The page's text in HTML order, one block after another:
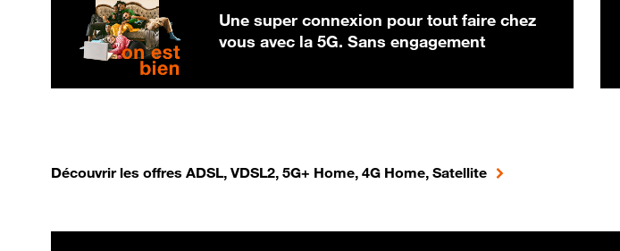
Une super connexion pour tout faire chez
vous avec la 5G. Sans engagement
Découvrir les offres ADSL, VDSL2, 5G+ Home, 4G Home, Satellite